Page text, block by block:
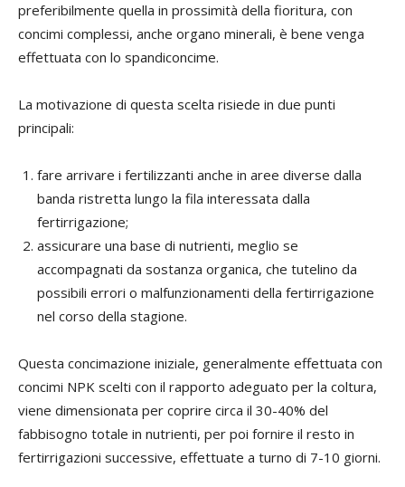
preferibilmente quella in prossimità della fioritura, con
concimi complessi, anche organo minerali, è bene venga
effettuata con lo spandiconcime.
La motivazione di questa scelta risiede in due punti
principali:
fare arrivare i fertilizzanti anche in aree diverse dalla
banda ristretta lungo la fila interessata dalla
fertirrigazione;
assicurare una base di nutrienti, meglio se
accompagnati da sostanza organica, che tutelino da
possibili errori o malfunzionamenti della fertirrigazione
nel corso della stagione.
Questa concimazione iniziale, generalmente effettuata con
concimi NPK scelti con il rapporto adeguato per la coltura,
viene dimensionata per coprire circa il 30-40% del
fabbisogno totale in nutrienti, per poi fornire il resto in
fertirrigazioni successive, effettuate a turno di 7-10 giorni.